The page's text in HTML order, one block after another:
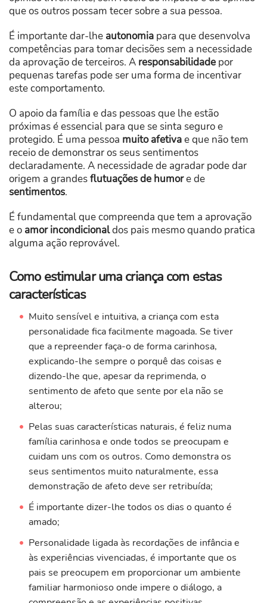
que os outros possam tecer sobre a sua pessoa.
É importante dar-lhe autonomia para que desenvolva
competências para tomar decisões sem a necessidade
da aprovação de terceiros. A responsabilidade por
pequenas tarefas pode ser uma forma de incentivar
este comportamento.
O apoio da família e das pessoas que lhe estão
próximas é essencial para que se sinta seguro e
protegido. É uma pessoa muito afetivae que não tem
receio de demonstrar os seus sentimentos
declaradamente. A necessidade de agradar pode dar
origem a grandesflutuações de humore de
sentimentos.
É fundamental que compreenda que tem a aprovação
e o amor incondicionaldos pais mesmo quando pratica
alguma ação reprovável.
Como estimular uma criança com estas
características
Muito sensível e intuitiva, a criança com esta
personalidade fica facilmente magoada. Se tiver
que a repreender faça-o de forma carinhosa,
explicando-lhe sempre o porquê das coisas e
dizendo-lhe que, apesar da reprimenda, o
sentimento de afeto que sente por ela não se
alterou;
Pelas suas características naturais, é feliz numa
família carinhosa e onde todos se preocupam e
cuidam uns com os outros. Como demonstra os
seus sentimentos muito naturalmente, essa
demonstração de afeto deve ser retribuída;
É importante dizer-lhe todos os dias o quanto é
amado;
Personalidade ligada às recordações de infância e
às experiências vivenciadas, é importante que os
pais se preocupem em proporcionar um ambiente
familiar harmonioso onde impere o diálogo, a